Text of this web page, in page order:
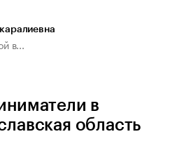
в...
в
область